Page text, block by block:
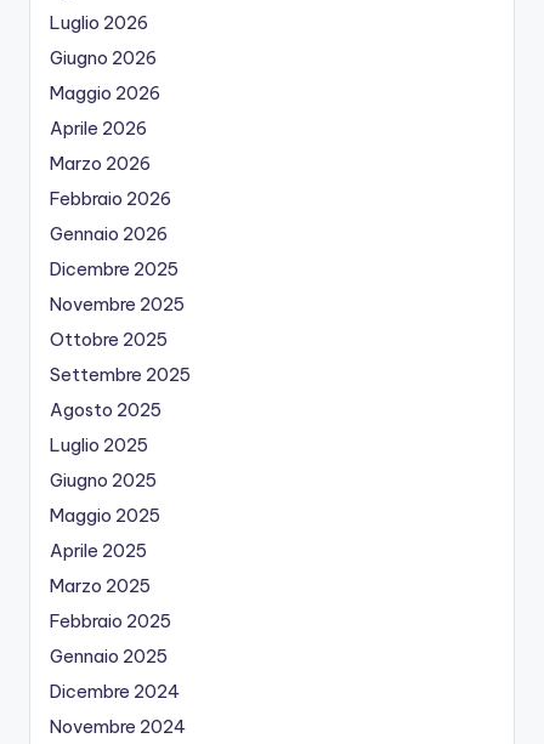
Luglio 2026
Giugno 2026
Maggio 2026
Aprile 2026
Marzo 2026
Febbraio 2026
Gennaio 2026
Dicembre 2025
Novembre 2025
Ottobre 2025
Settembre 2025
Agosto 2025
Luglio 2025
Giugno 2025
Maggio 2025
Aprile 2025
Marzo 2025
Febbraio 2025
Gennaio 2025
Dicembre 2024
Novembre 2024